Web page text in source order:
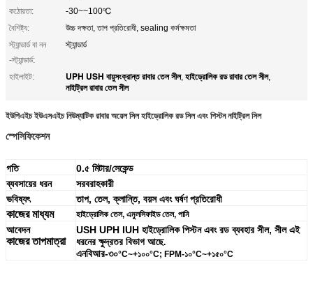
কঠোরতা:
-30~~100℃
বৈশিষ্ট্য:
উচ্চ দক্ষতা, তাপ প্রতিরোধী, sealing কর্মক্ষমতা
স্ট্যান্ডার্ড বা নন
-স্ট্যান্ডার্ড:
স্ট্যান্ডার্ড
হাইলাইট: UPH USH বায়ুসংক্রান্ত রাবার তেল সীল, হাইড্রোলিক রড রাবার তেল সীল,
নাইট্রিল রাবার তেল সীল
ইউপিএইচ ইউএসএইচ নিউম্যাটিক রাবার অয়েল সিল হাইড্রোলিক রড সিল এবং পিস্টন নাইট্রিল সিল
স্পেসিফিকেশন
গতি
0.৫ মিটার/সেকেন্ড
ব্যবসায়ের ধরন
সরবরাহকারী
ভবিষ্যৎ
তাপ, তেল, ক্লান্তি, বয়স এবং ঘর্ষণ প্রতিরোধী
কাজের মাধ্যম হাইড্রোলিক তেল, এমুলসিফাইড তেল, পানি
আবেদন
কাজের তাপমাত্রা
USH UPH IUH হাইড্রোলিক পিস্টন এবং রড ব্যবহার সীল, সীল এই
ধরনের ক্ষুদ্রতর বিভাগ আছে.
এনবিআর-৩০°C~+১০০°C; FPM-১০°C~+১৫০°C